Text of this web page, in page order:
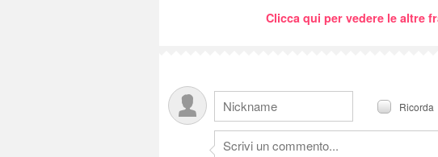
Clicca qui per vedere le altre
Ricorda